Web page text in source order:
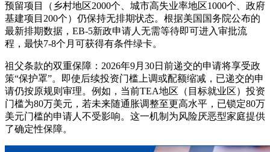
预留项目（乡村地区2000个、城市高失业率地区1000个、政府
基建项目200个）仍保持无排期状态。根据美国国务院公布的
最新排期数据，EB-5新政申请人无需等待即可进入审批流
程，最快7-8个月可获得有条件绿卡。
祖父条款的双重保障：2026年9月30日前递交的申请将享受政
策“保护罩”。即使后续投资门槛上调或配额缩减，已递交的申
请仍按原规则审理。例如，当前TEA地区（目标就业区）投资
门槛为80万美元，若未来随通胀调整至更高水平，已锁定80万
美元门槛的申请人不受影响。这一机制为风险厌恶型家庭提供
了确定性保障。